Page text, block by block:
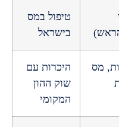
טיפול במס
בישראל
היכרות עם
שוק ההון